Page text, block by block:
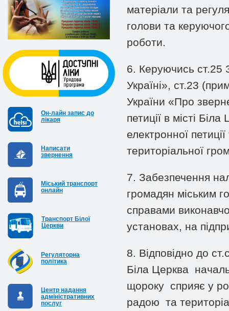
Он-лайн запис до
лікаря
Написати
звернення
Міський транспорт
онлайн
Транспорт Білої
Церкви
Регуляторна
політика
Центр надання
адміністративних
послуг
матеріали та
голови та
роботи.
6. Керуючись ст.25
Україні», ст.23
України «Про
петиції в місті
електронної
територіальної
7. Забезпечення
громадян міським
справами
установах, на
8. Відповідно до
Біла Церква
щороку сприяє у
радою та